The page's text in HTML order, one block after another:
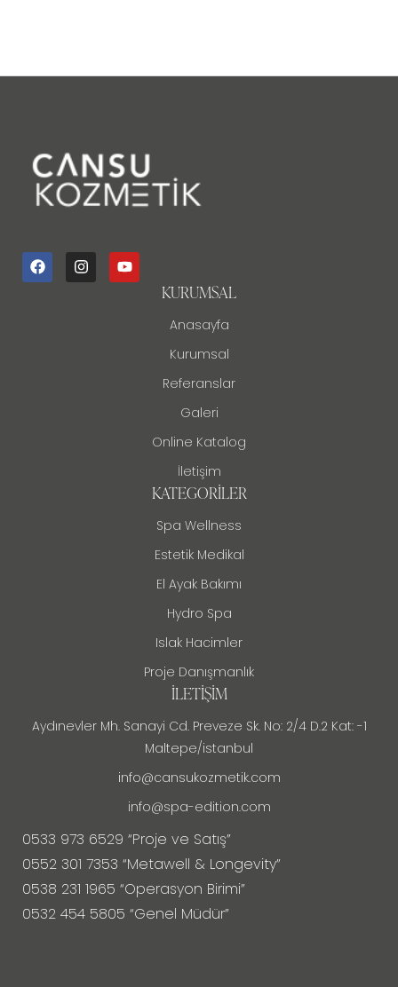
KURUMSAL
Anasayfa
Kurumsal
Referanslar
Galeri
Online Katalog
İletişim
KATEGORILER
Spa Wellness
Estetik Medikal
El Ayak Bakımı
Hydro Spa
Islak Hacimler
Proje Danışmanlık
İLETIŞIM
Aydınevler Mh. Sanayi Cd. Preveze Sk. No: 2/4 D.2 Kat: -1
Maltepe/istanbul
info@cansukozmetik.com
info@spa-edition.com
0533 973 6529 “Proje ve Satış”
0552 301 7353 “Metawell & Longevity”
0538 231 1965 “Operasyon Birimi”
0532 454 5805 “Genel Müdür”